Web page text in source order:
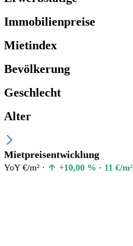
Immobilienpreise
Mietindex
Bevölkerung
Geschlecht
Alter
Mietpreisentwicklung
YoY €/m² · +10,00 % · 11 €/m²